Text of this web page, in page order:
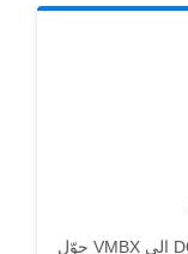
حوّل VMBX إلى DOC في متصفحك — دون الحاجة إلى تثبيت